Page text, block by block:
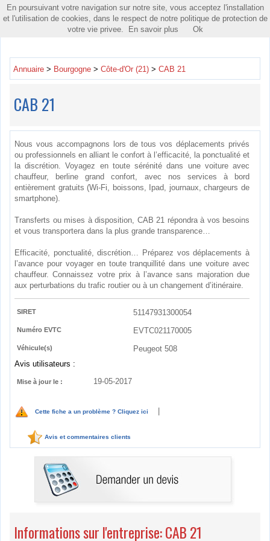
Toggle
Annuaire > Bourgogne > Côte-d'Or (21) > CAB 21
CAB 21
Nous vous accompagnons lors de tous vos déplacements privés
ou professionnels en alliant le confort à l’efficacité, la ponctualité et
la discrétion. Voyagez en toute sérénité dans une voiture avec
chauffeur, berline grand confort, avec nos services à bord
entièrement gratuits (Wi-Fi, boissons, Ipad, journaux, chargeurs de
smartphone).
Transferts ou mises à disposition, CAB 21 répondra à vos besoins
et vous transportera dans la plus grande transparence…
Efficacité, ponctualité, discrétion… Préparez vos déplacements à
l’avance pour voyager en toute tranquillité dans une voiture avec
chauffeur. Connaissez votre prix à l’avance sans majoration due
aux perturbations du trafic routier ou à un changement d’itinéraire.
SIRET 51147931300054
Numéro EVTC EVTC021170005
Véhicule(s)
Peugeot 508
Avis utilisateurs :
Mise à jour le : 19-05-2017
Cette fiche a un problème ? Cliquez ici
Avis et commentaires clients
Informations sur l'entreprise: CAB 21
En poursuivant votre navigation sur notre site, vous acceptez l'installation
et l'utilisation de cookies, dans le respect de notre politique de protection de
votre vie privee.
En savoir plus Ok